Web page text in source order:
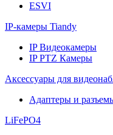
ESVI
IP-камеры Tiandy
IP Видеокамеры
IP PTZ Камеры
Аксессуары для
Адаптеры и
LiFePO4